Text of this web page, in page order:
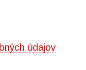
údajov